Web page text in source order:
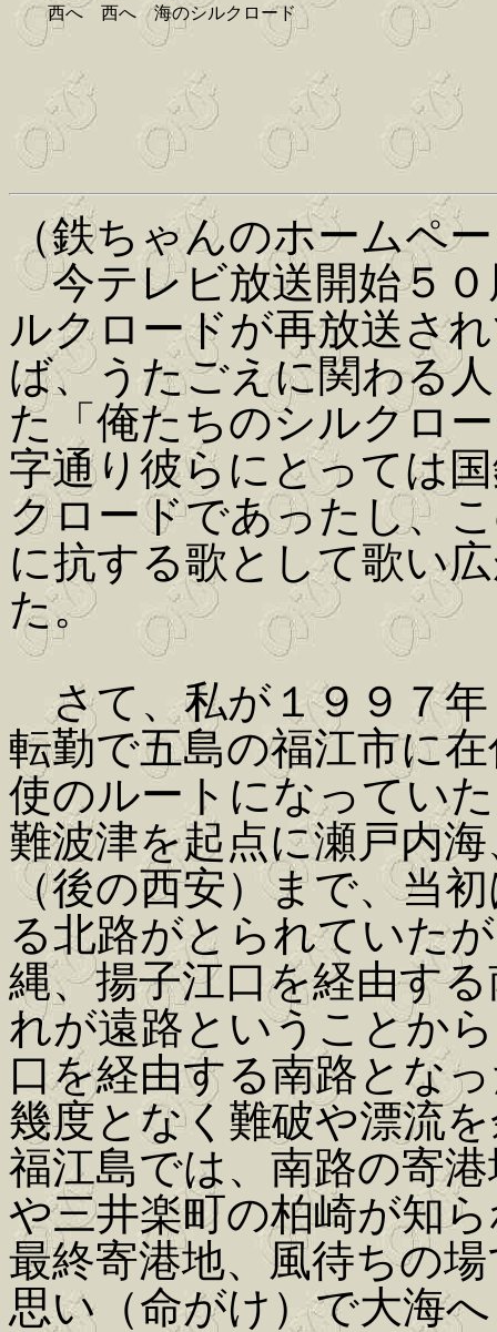
西へ 西へ 海のシルクロード
（鉄ちゃんのホームペ
今テレビ放送開始５０
ルクロードが再放送さ
ば、うたごえに関わる
た「俺たちのシルクロ
字通り彼らにとっては
クロードであったし、
に抗する歌として歌い
た。
さて、私が１９９７年
転勤で五島の福江市に
使のルートになってい
難波津を起点に瀬戸内
（後の西安）まで、当
る北路がとられていた
縄、揚子江口を経由す
れが遠路ということか
口を経由する南路とな
幾度となく難破や漂流
福江島では、南路の寄
や三井楽町の柏崎が知
最終寄港地、風待ちの
思い（命がけ）で大海